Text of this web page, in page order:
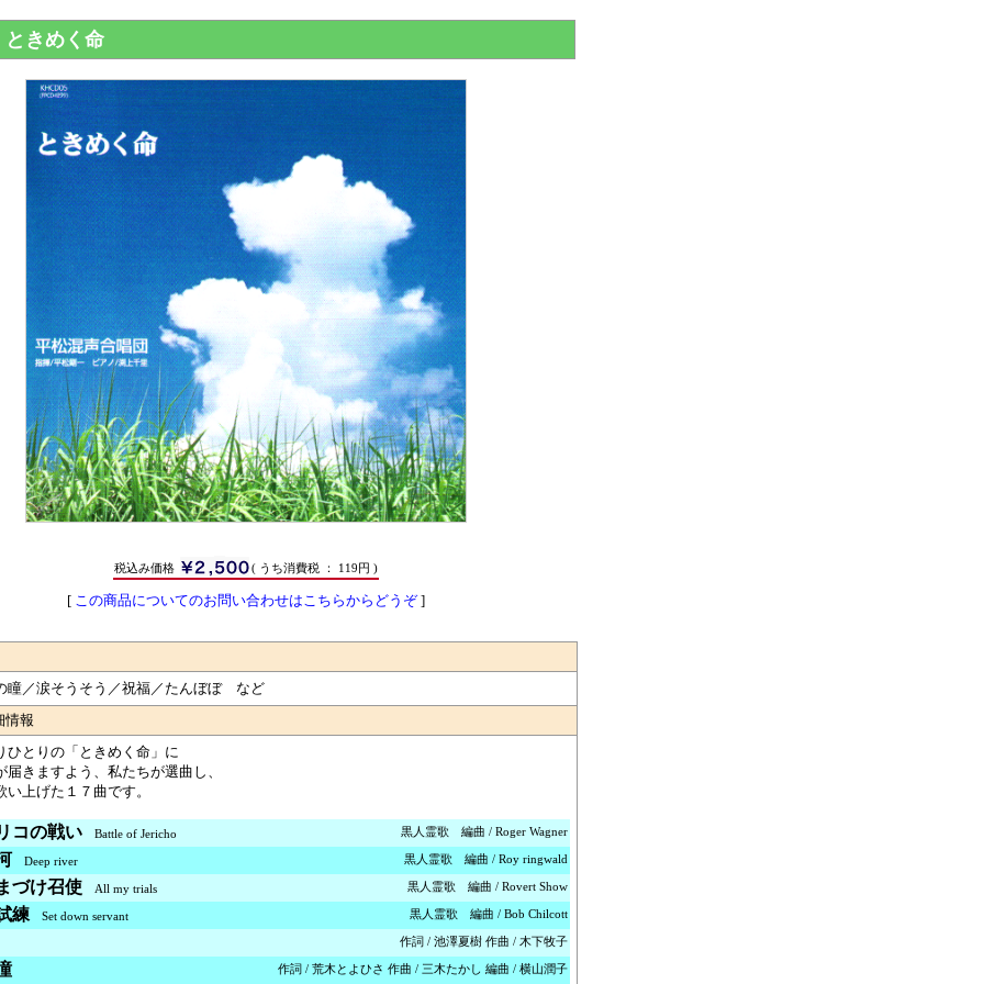
ときめく命
税込み価格 ( うち消費税 ： 119円 )
[ この商品についてのお問い合わせはこちらからどうぞ]
瞳／涙そうそう／祝福／たんぼぼ など
情報
ひとりの「ときめく命」に
届きますよう、私たちが選曲し、
い上げた１７曲です。
コの戦い Battle of Jericho 黒人霊歌 編曲 / Roger Wagner
Deep river 黒人霊歌 編曲 / Roy ringwald
づけ召使 All my trials 黒人霊歌 編曲 / Rovert Show
練 Set down servant 黒人霊歌 編曲 / Bob Chilcott
作詞 / 池澤夏樹 作曲 / 木下牧子
作詞 / 荒木とよひさ 作曲 / 三木たかし 編曲 / 横山潤子